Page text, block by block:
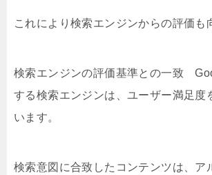
これにより検索エンジンからの評価も
検索エンジンの評価基準との一致
する検索エンジンは、ユーザー満足度
います。
検索意図に合致したコンテンツは、ア